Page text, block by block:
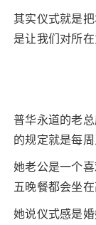
其实仪式就是
是让我们对所
普华永道的老
的规定就是每周
她老公是一个
五晚餐都会坐
她说仪式感是